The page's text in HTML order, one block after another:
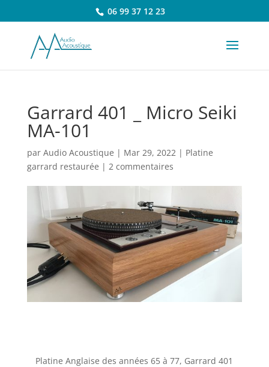
06 99 37 12 23
Garrard 401 _ Micro Seiki
MA-101
par Audio Acoustique | Mar 29, 2022| Platine
garrard restaurée | 2 commentaires
Platine Anglaise des années 65 à 77, Garrard 401